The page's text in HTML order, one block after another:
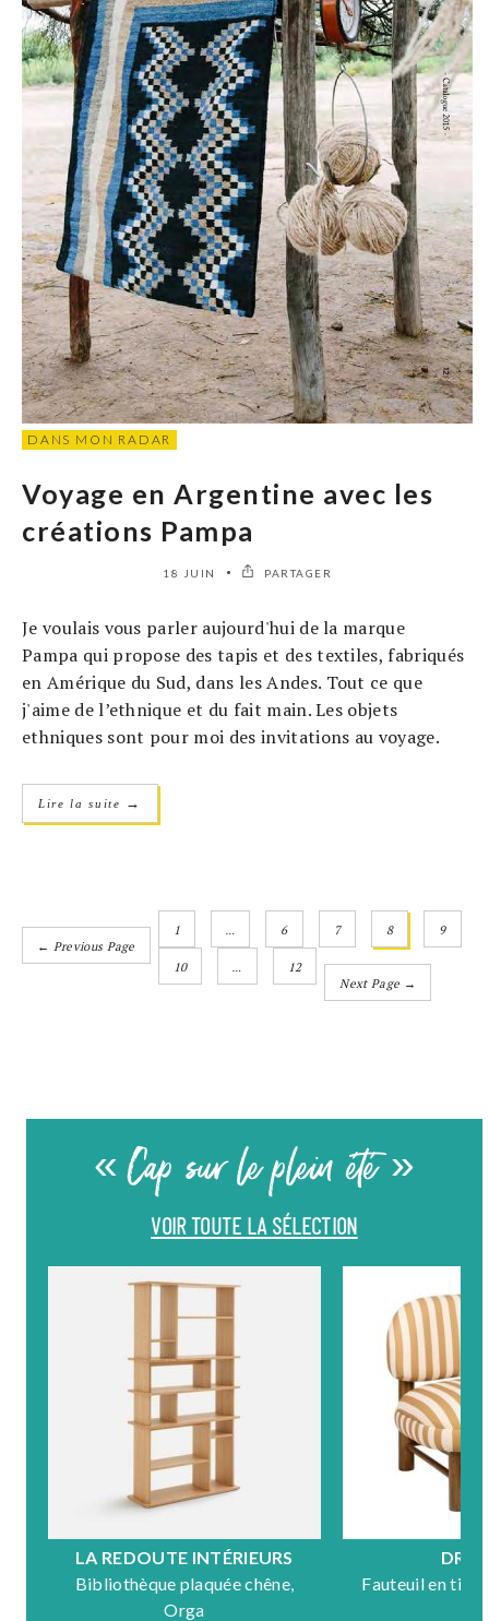
DANS MON RADAR
Voyage en Argentine avec les
créations Pampa
18 JUIN PARTAGER
Je voulais vous parler aujourd'hui de la marque
Pampa qui propose des tapis et des textiles, fabriqués
en Amérique du Sud, dans les Andes. Tout ce que
j'aime de l’ethnique et du fait main. Les objets
ethniques sont pour moi des invitations au voyage.
Lire la suite →
← Previous Page
1 6 7 8 9
10
12
Next Page →
« Cap sur le plein été »
VOIR TOUTE LA SÉLECTION
LA REDOUTE INTÉRIEURS
Bibliothèque plaquée chêne,
Orga
Fauteuil en